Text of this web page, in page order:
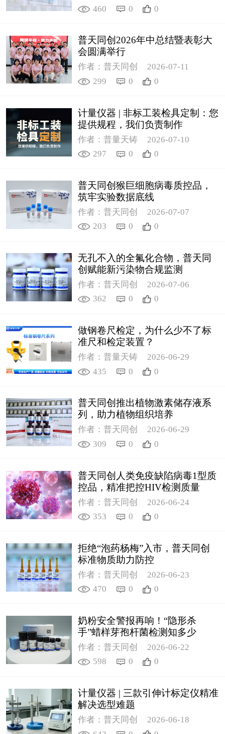
460
0 0
普天同创2026年中总结暨表彰大
会圆满举行
作者：普天同创
2026-07-11
299
0 0
计量仪器 | 非标工装检具定制：您
提供规程，我们负责制作
作者：普量天铸
2026-07-10
297
0 0
普天同创猴巨细胞病毒质控品，
筑牢实验数据底线
作者：普天同创
2026-07-07
203
0 0
无孔不入的全氟化合物，普天同
创赋能新污染物合规监测
作者：普天同创
2026-07-06
362
0 0
做钢卷尺检定，为什么少不了标
准尺和检定装置？
作者：普量天铸
2026-06-29
435
0 0
普天同创推出植物激素储存液系
列，助力植物组织培养
作者：普天同创
2026-06-29
309
0 0
普天同创人类免疫缺陷病毒1型质
控品，精准把控HIV检测质量
作者：普天同创
2026-06-24
353
0 0
拒绝“泡药杨梅”入市，普天同创
标准物质助力防控
作者：普天同创
2026-06-23
470
0 0
奶粉安全警报再响！“隐形杀
手”蜡样芽孢杆菌检测知多少
作者：普天同创
2026-06-22
598
0 0
计量仪器 | 三款引伸计标定仪精准
解决选型难题
作者：普天同创
2026-06-18